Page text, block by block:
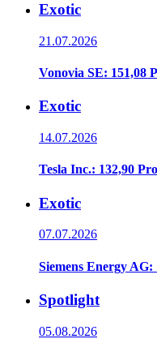
Exotic
21.07.2026
Vonovia SE: 151,08
Exotic
14.07.2026
Tesla Inc.: 132,90
Exotic
07.07.2026
Siemens Energy AG:
Spotlight
05.08.2026